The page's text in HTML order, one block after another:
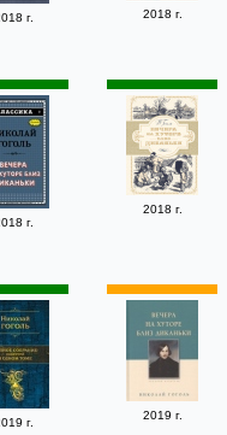
г. 2018 г.
г.
2018 г.
г.
2019 г.